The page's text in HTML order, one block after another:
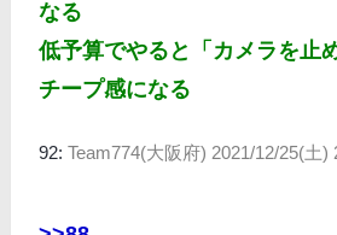
なる
低予算でやると「カメラを止
チープ感になる
92:Team774(大阪府) 2021/12/25(土)